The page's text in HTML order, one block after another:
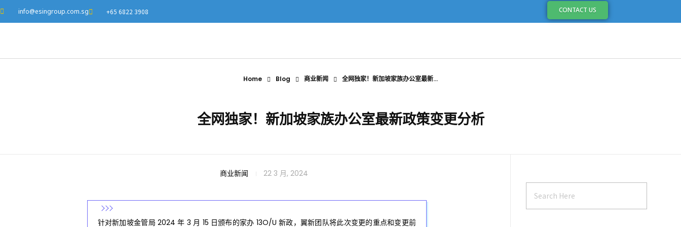
info@esingroup.com.sg +65 6822 3908 CONTACT US
Home Blog 商业新闻 全网独家！新加坡家族办公室最新...
全网独家！新加坡家族办公室最新政策变更分析
网
22 3 月, 2024
商业新闻
针对新加坡金管局 2024 年 3 月 15 日颁布的家办 13O/U 新政，翼新团队将此次变更的重点和变更前